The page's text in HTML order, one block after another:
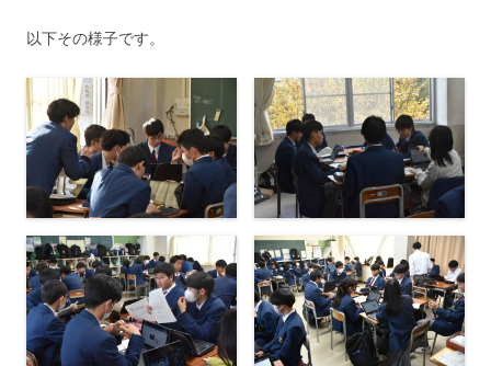
以下その様子です。